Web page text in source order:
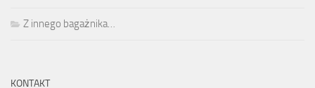
Z innego bagażnika…
KONTAKT